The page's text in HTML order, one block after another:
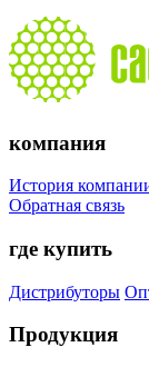
компания
История
Обратная связь
где купить
Дистрибуторы
Продукция